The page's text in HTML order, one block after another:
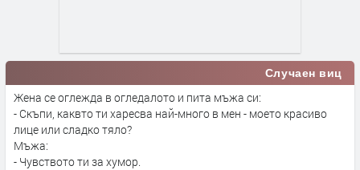
Случаен виц
Жена се оглежда в огледалото и пита мъжа си:
- Скъпи, каквто ти харесва най-много в мен - моето красиво
лице или сладко тяло?
Мъжа:
- Чувството ти за хумор.